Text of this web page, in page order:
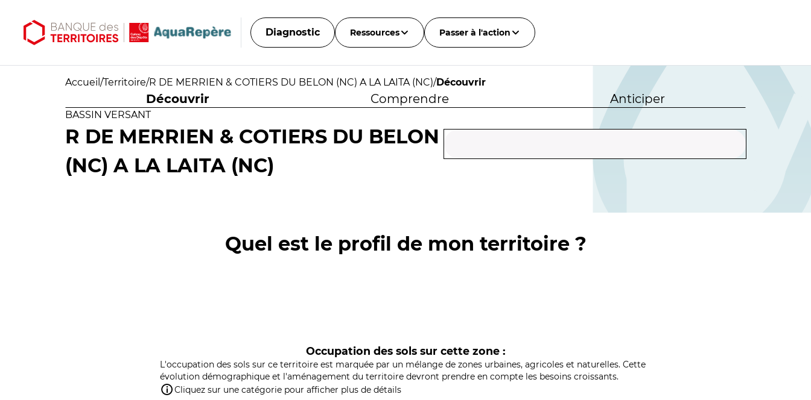
Diagnostic Ressources Passer à l'action
Accueil /Territoire/R DE MERRIEN & COTIERS DU BELON (NC) A LA LAITA (NC)/Découvrir
Découvrir Comprendre Anticiper
BASSIN VERSANT
R DE MERRIEN & COTIERS DU BELON
(NC) A LA LAITA (NC)
Quel est le profil de mon territoire ?
Occupation des sols sur cette zone :
L'occupation des sols sur ce territoire est marquée par un mélange de zones urbaines, agricoles et naturelles. Cette
évolution démographique et l'aménagement du territoire devront prendre en compte les besoins croissants.
Cliquez sur une catégorie pour afficher plus de détails